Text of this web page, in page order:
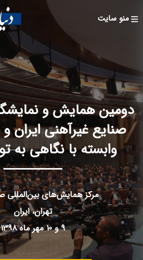
منو سایت
دومین همایش و
صنایع غیرآهنی ایران
وابسته با نگاهی به
مرکز همایش‌های بین‌المللی
تهران، ایران
9 و 10 مهر ماه 1398